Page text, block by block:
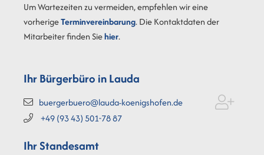
Um Wartezeiten zu vermeiden, empfehlen wir eine
vorherigeTerminvereinbarung. Die Kontaktdaten der
Mitarbeiter finden Siehier.
Ihr Bürgerbüro in Lauda
buergerbuero@lauda-koenigshofen.de
+49 (9343) 501-7887
Ihr Standesamt